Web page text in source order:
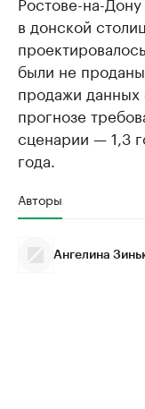
в донской
были не
продажи
прогнозе
сценарии — 1,3
года.
Авторы
Ангелина